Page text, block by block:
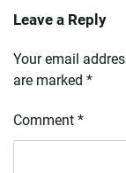
Leave a Reply
Your email
are marked *
Comment *